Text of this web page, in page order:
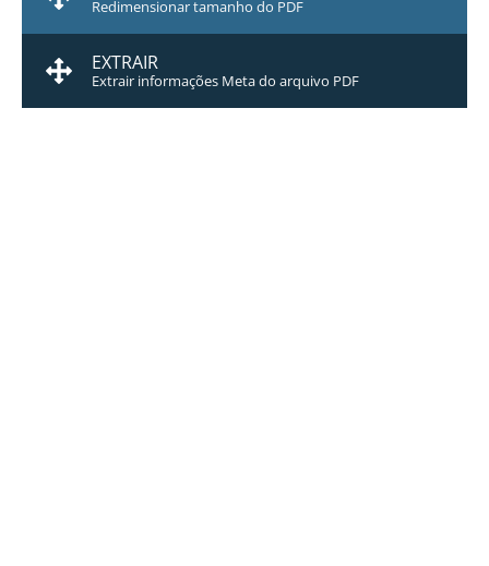
Redimensionar tamanho do PDF
EXTRAIR
Extrair informações Meta do arquivo PDF